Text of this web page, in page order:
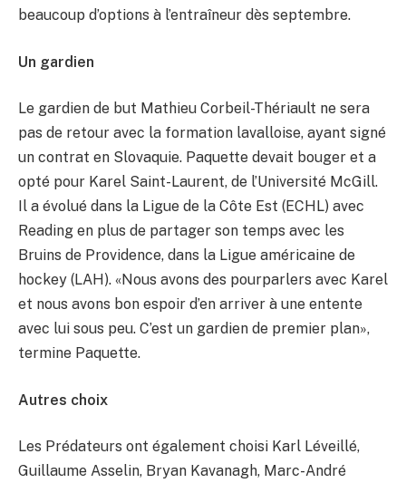
beaucoup d’options à l’entraîneur dès septembre.
Un gardien
Le gardien de but Mathieu Corbeil-Thériault ne sera
pas de retour avec la formation lavalloise, ayant signé
un contrat en Slovaquie. Paquette devait bouger et a
opté pour Karel Saint-Laurent, de l’Université McGill.
Il a évolué dans la Ligue de la Côte Est (ECHL) avec
Reading en plus de partager son temps avec les
Bruins de Providence, dans la Ligue américaine de
hockey (LAH). «Nous avons des pourparlers avec Karel
et nous avons bon espoir d’en arriver à une entente
avec lui sous peu. C’est un gardien de premier plan»,
termine Paquette.
Autres choix
Les Prédateurs ont également choisi Karl Léveillé,
Guillaume Asselin, Bryan Kavanagh, Marc-André